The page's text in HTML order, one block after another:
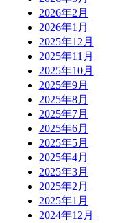
2026年2月
2026年1月
2025年12月
2025年11月
2025年10月
2025年9月
2025年8月
2025年7月
2025年6月
2025年5月
2025年4月
2025年3月
2025年2月
2025年1月
2024年12月